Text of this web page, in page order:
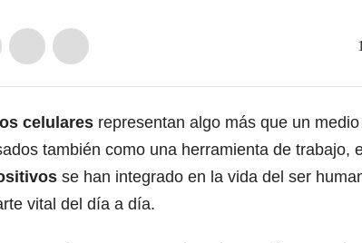
celulares representan algo más que un
también como una herramienta de trabajo,
se han integrado en la vida del ser
vital del día a día.